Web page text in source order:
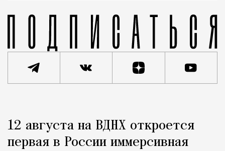
Город
12 августа на ВДНХ откроется
первая в России иммерсивная